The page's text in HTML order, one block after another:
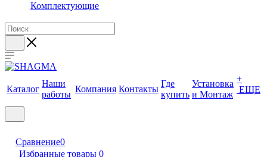
Комплектующие
Каталог
Наши
работы
Компания Контакты
Где
купить
Установка
и Монтаж
+
ЕЩЕ
Сравнение0
Избранные товары 0